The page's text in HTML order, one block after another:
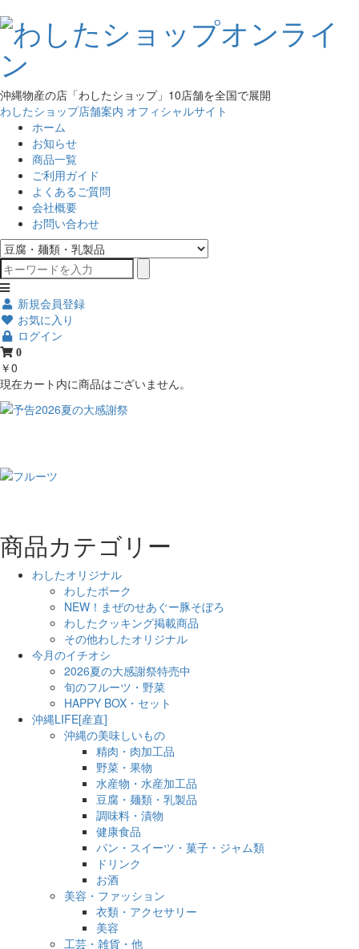
沖縄物産の店「わしたショップ」10店舗を全国で展開
わしたショップ店舗案内 オフィシャルサイト
ホーム
お知らせ
商品一覧
ご利用ガイド
よくあるご質問
会社概要
お問い合わせ
新規会員登録
お気に入り
ログイン
0
￥0
現在カート内に商品はございません。
商品カテゴリー
わしたオリジナル
わしたポーク
NEW！まぜのせあぐー豚そぼろ
わしたクッキング掲載商品
その他わしたオリジナル
今月のイチオシ
2026夏の大感謝祭特売中
旬のフルーツ・野菜
HAPPY BOX・セット
沖縄LIFE[産直]
沖縄の美味しいもの
精肉・肉加工品
野菜・果物
水産物・水産加工品
豆腐・麺類・乳製品
調味料・漬物
健康食品
パン・スイーツ・菓子・ジャム類
ドリンク
お酒
美容・ファッション
衣類・アクセサリー
美容
工芸・雑貨・他